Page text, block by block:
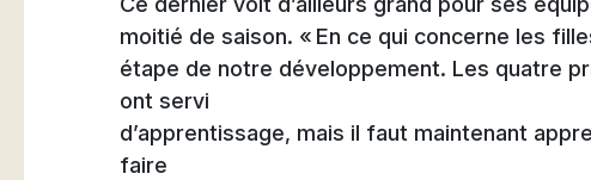
moitié de saison. « En ce qui concerne les
étape de notre développement. Les quatre
ont servi
d’apprentissage, mais il faut maintenant
faire